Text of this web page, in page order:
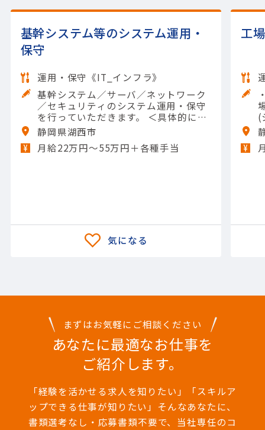
基幹システム等のシステム運用・
保守
運用・保守《IT_インフラ》
基幹システム／サーバ／ネットワーク
／セキュリティのシステム運用・保守
を行っていただきます。 ＜具体的には
＞ ・システム変更（工事立ち合い含
む） ・セキュリティ更新 ・定期点検
・障害対応のシステム運用・保守全般
静岡県湖西市
月給22万円〜55万円＋各種手当
工
(
まずはお気軽にご相談ください
あなたに最適なお仕事を
ご紹介します。
「経験を活かせる求人を知りたい」「スキルア
ップできる仕事が知りたい」そんなあなたに、
書類選考なし・応募書類不要で、当社専任のコ